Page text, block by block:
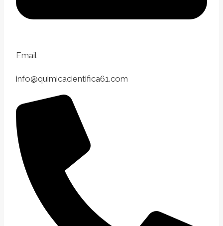
Email
info@quimicacientifica61.com